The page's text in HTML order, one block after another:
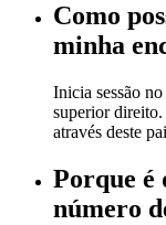
Como
minha
Inicia sessão
superior direito.
através deste
Porque é
número